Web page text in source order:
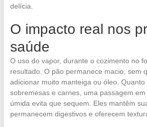
delícia.
O impacto real nos
saúde
O uso do vapor, durante o cozimento no
resultado. O pão permanece macio, sem
adicionar muito manteiga ou óleo. Quanto
sobremesas e carnes, uma passagem
úmida evita que sequem. Eles mantêm
permanecem digestivos e oferecem